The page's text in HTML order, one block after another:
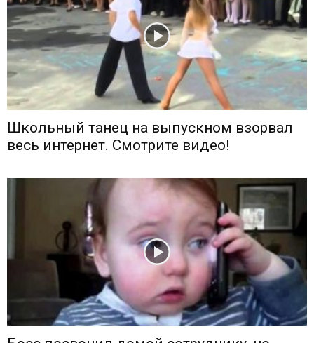
Школьный танец на выпускном взорвал
весь интернет. Смотрите видео!